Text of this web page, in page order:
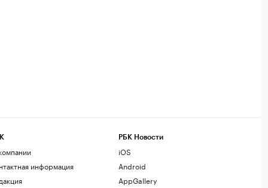
информация
РБК Новости
iOS
Android
AppGallery